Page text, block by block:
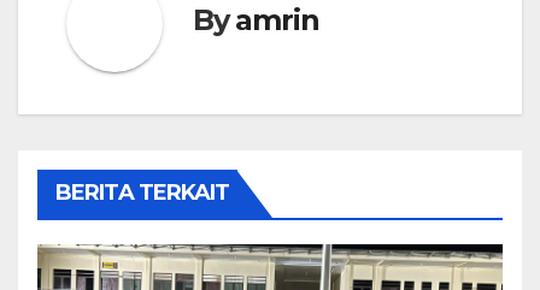
Byamrin
BERITA TERKAIT